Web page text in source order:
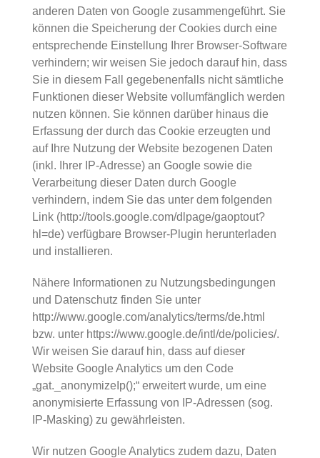
anderen Daten von Google zusammengeführt. Sie
können die Speicherung der Cookies durch eine
entsprechende Einstellung Ihrer Browser-Software
verhindern; wir weisen Sie jedoch darauf hin, dass
Sie in diesem Fall gegebenenfalls nicht sämtliche
Funktionen dieser Website vollumfänglich werden
nutzen können. Sie können darüber hinaus die
Erfassung der durch das Cookie erzeugten und
auf Ihre Nutzung der Website bezogenen Daten
(inkl. Ihrer IP-Adresse) an Google sowie die
Verarbeitung dieser Daten durch Google
verhindern, indem Sie das unter dem folgenden
Link (http://tools.google.com/dlpage/gaoptout?
hl=de) verfügbare Browser-Plugin herunterladen
und installieren.
Nähere Informationen zu Nutzungsbedingungen
und Datenschutz finden Sie unter
http://www.google.com/analytics/terms/de.html
bzw. unter https://www.google.de/intl/de/policies/.
Wir weisen Sie darauf hin, dass auf dieser
Website Google Analytics um den Code
„gat._anonymizeIp();“ erweitert wurde, um eine
anonymisierte Erfassung von IP-Adressen (sog.
IP-Masking) zu gewährleisten.
Wir nutzen Google Analytics zudem dazu, Daten